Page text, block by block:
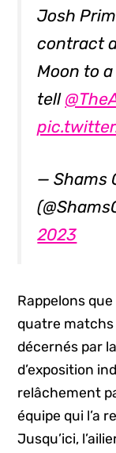
Josh
contract
Moon to
tell
— Shams
2023
Rappelons
quatre matchs
décernés par
d’exposition
relâchement
équipe qui l’a
Jusqu’ici,